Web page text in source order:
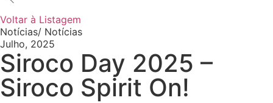
Voltar à Listagem
Notícias/ Notícias
Julho, 2025
Siroco Day 2025 –
Siroco Spirit On!